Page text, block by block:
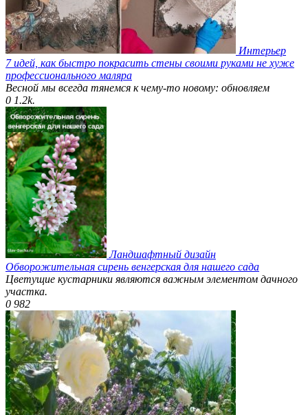
Интерьер
7 идей, как быстро покрасить стены своими руками не хуже
профессионального маляра
Весной мы всегда тянемся к чему-то новому: обновляем
0 1.2k.
Ландшафтный дизайн
Обворожительная сирень венгерская для нашего сада
Цветущие кустарники являются важным элементом дачного
участка.
0 982